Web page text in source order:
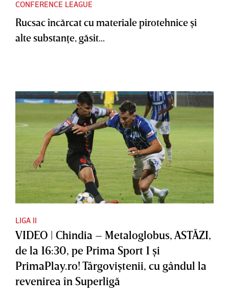
CONFERENCE LEAGUE
Rucsac încărcat cu materiale pirotehnice şi
alte substanţe, găsit...
LIGA II
VIDEO | Chindia – Metaloglobus, ASTĂZI,
de la 16:30, pe Prima Sport 1 şi
PrimaPlay.ro! Târgoviştenii, cu gândul la
revenirea în Superligă